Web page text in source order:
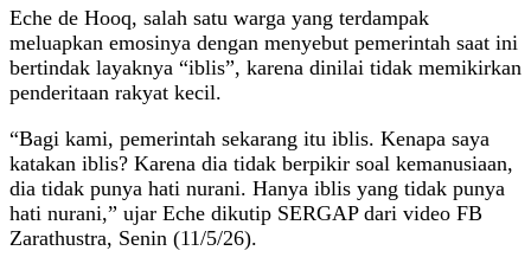
Eche de Hooq, salah satu warga yang terdampak
meluapkan emosinya dengan menyebut pemerintah saat ini
bertindak layaknya “iblis”, karena dinilai tidak memikirkan
penderitaan rakyat kecil.
“Bagi kami, pemerintah sekarang itu iblis. Kenapa saya
katakan iblis? Karena dia tidak berpikir soal kemanusiaan,
dia tidak punya hati nurani. Hanya iblis yang tidak punya
hati nurani,” ujar Eche dikutip SERGAP dari video FB
Zarathustra, Senin (11/5/26).